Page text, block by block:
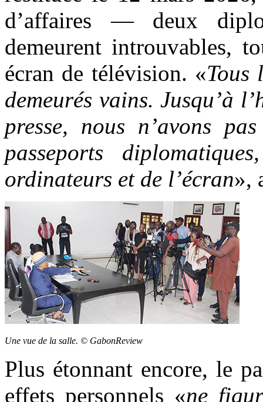
d’affaires — deux
demeurent introuvables,
écran de télévision. «Tous
demeurés vains. Jusqu’à
presse, nous n’avons
passeports
ordinateurs et de l’écran»,
Une vue de la salle. © GabonReview
Plus étonnant encore, le
effets personnels «ne